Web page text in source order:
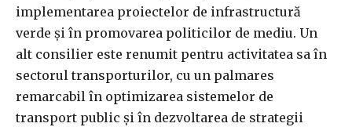
implementarea proiectelor de infrastructură
verde și în promovarea politicilor de mediu. Un
alt consilier este renumit pentru activitatea sa în
sectorul transporturilor, cu un palmares
remarcabil în optimizarea sistemelor de
transport public și în dezvoltarea de strategii